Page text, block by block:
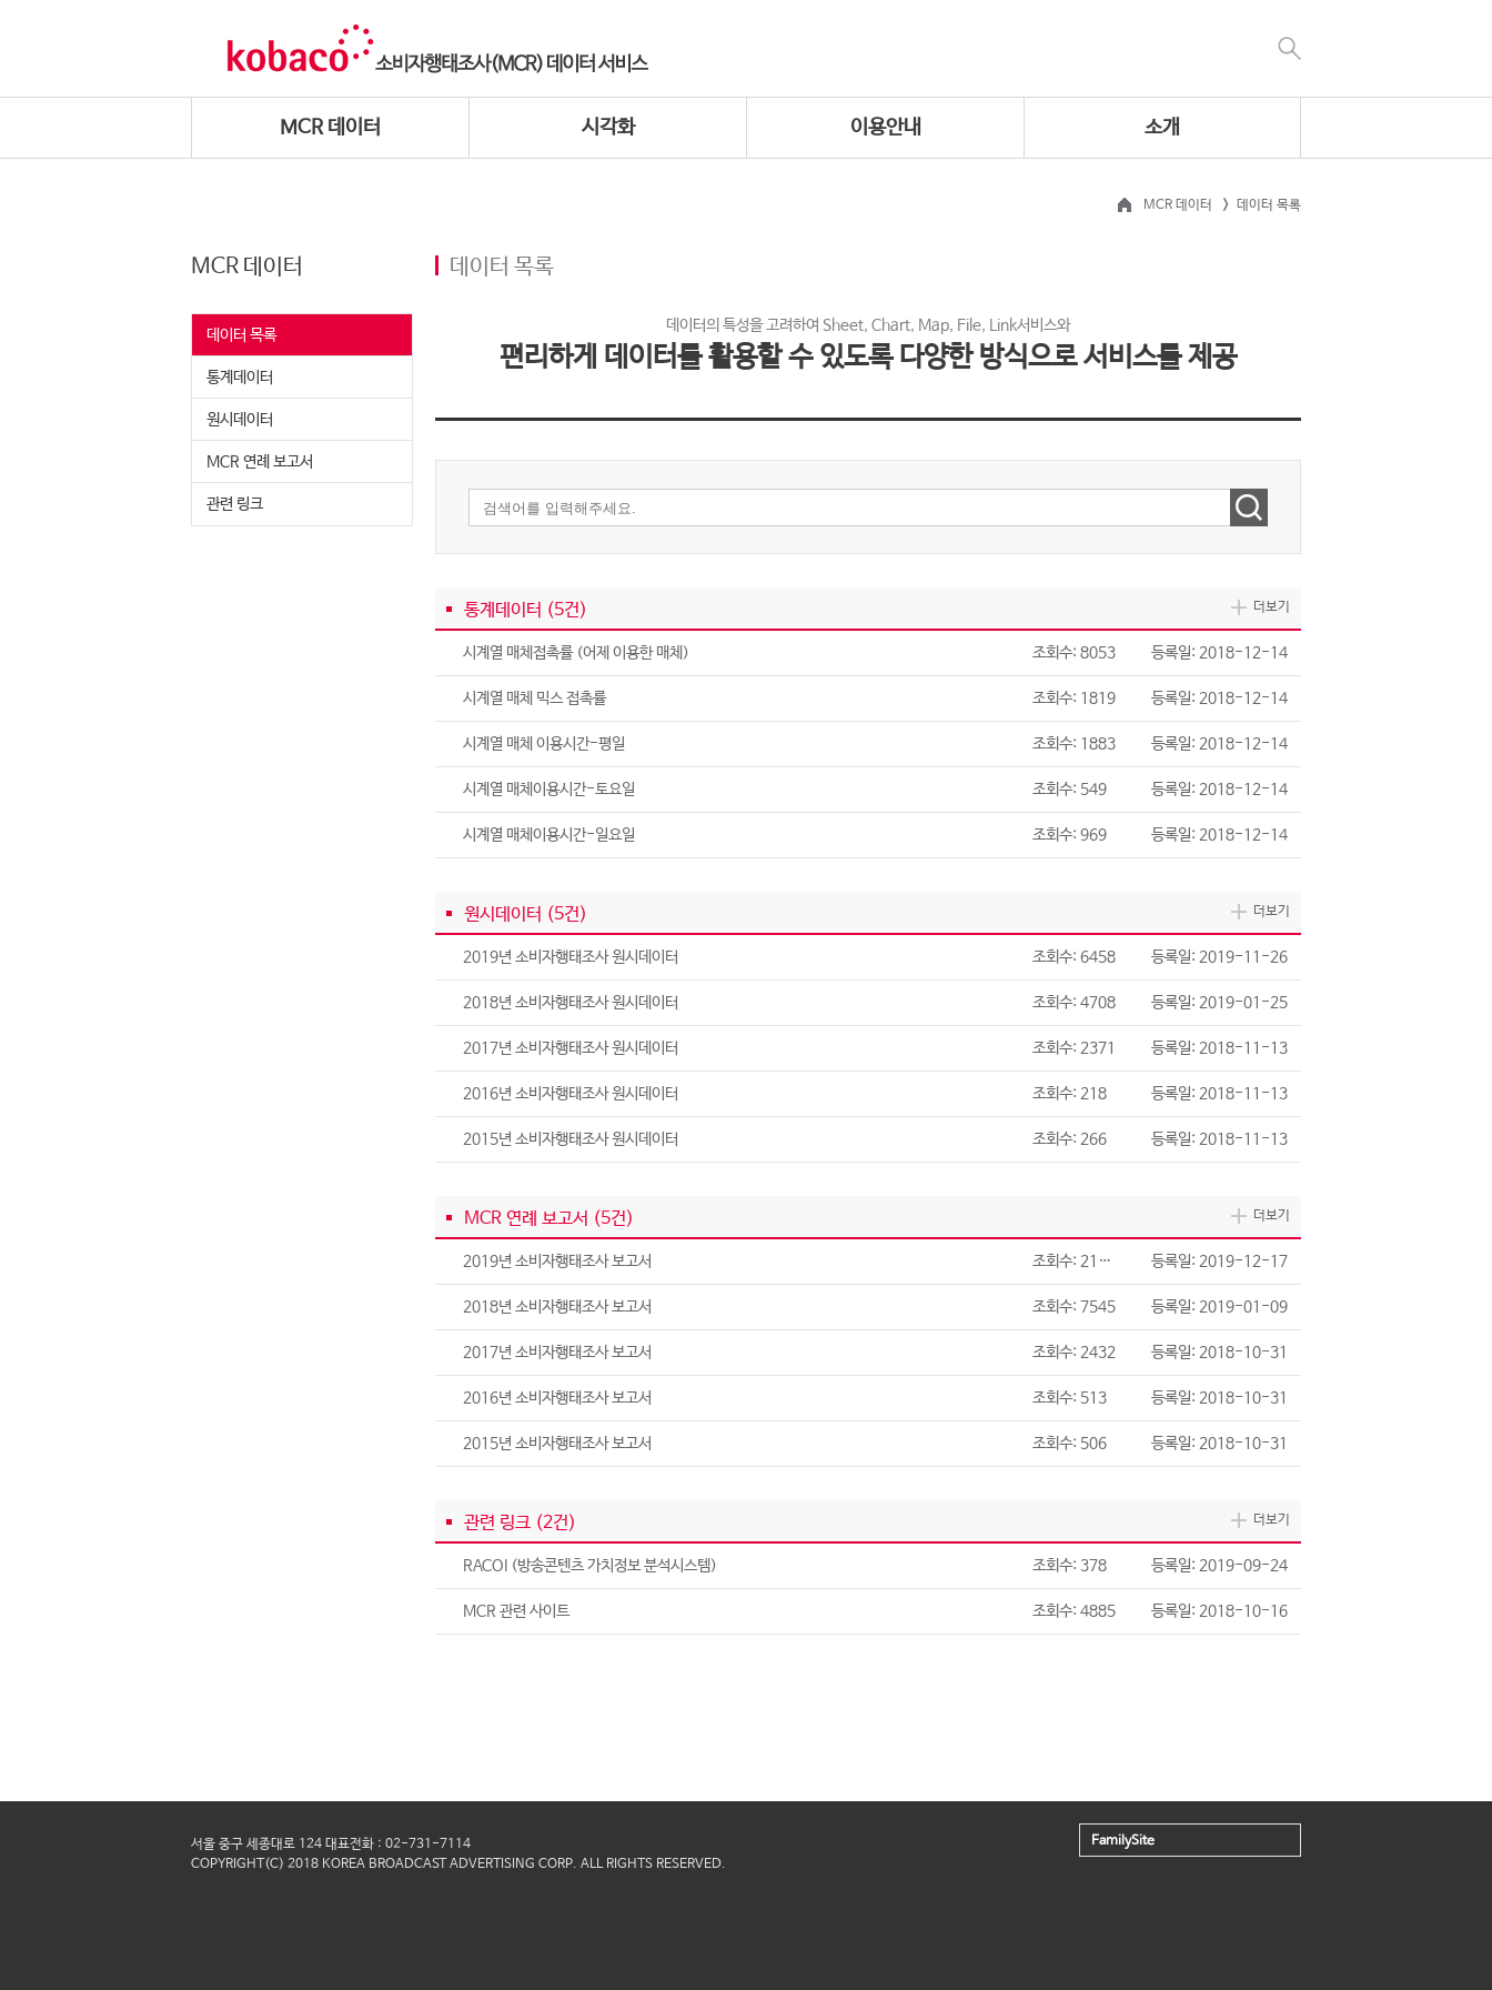
MCR 데이터 시각화 이용안내 소개
MCR 데이터 데이터 목록
MCR 데이터
데이터 목록
통계데이터
원시데이터
MCR 연례 보고서
관련 링크
데이터 목록
데이터의 특성을 고려하여 Sheet, Chart, Map, File, Link서비스와
편리하게 데이터를 활용할 수 있도록 다양한 방식으로 서비스를 제공
통계데이터 (5건) 더보기
시계열 매체접촉률 (어제 이용한 매체) 조회수: 8053 등록일: 2018-12-14
시계열 매체 믹스 접촉률 조회수: 1819 등록일: 2018-12-14
시계열 매체 이용시간-평일 조회수: 1883 등록일: 2018-12-14
시계열 매체이용시간-토요일 조회수: 549 등록일: 2018-12-14
시계열 매체이용시간-일요일 조회수: 969 등록일: 2018-12-14
원시데이터 (5건) 더보기
2019년 소비자행태조사 원시데이터 조회수: 6458 등록일: 2019-11-26
2018년 소비자행태조사 원시데이터 조회수: 4708 등록일: 2019-01-25
2017년 소비자행태조사 원시데이터 조회수: 2371 등록일: 2018-11-13
2016년 소비자행태조사 원시데이터 조회수: 218 등록일: 2018-11-13
2015년 소비자행태조사 원시데이터 조회수: 266 등록일: 2018-11-13
MCR 연례 보고서 (5건) 더보기
2019년 소비자행태조사 보고서 조회수: 21286 등록일: 2019-12-17
2018년 소비자행태조사 보고서 조회수: 7545 등록일: 2019-01-09
2017년 소비자행태조사 보고서 조회수: 2432 등록일: 2018-10-31
2016년 소비자행태조사 보고서 조회수: 513 등록일: 2018-10-31
2015년 소비자행태조사 보고서 조회수: 506 등록일: 2018-10-31
관련 링크 (2건) 더보기
RACOI (방송콘텐츠 가치정보 분석시스템) 조회수: 378 등록일: 2019-09-24
MCR 관련 사이트 조회수: 4885 등록일: 2018-10-16
서울 중구 세종대로 124 대표전화 : 02-731-7114
COPYRIGHT(C) 2018 KOREA BROADCAST ADVERTISING CORP. ALL RIGHTS RESERVED.
FamilySite